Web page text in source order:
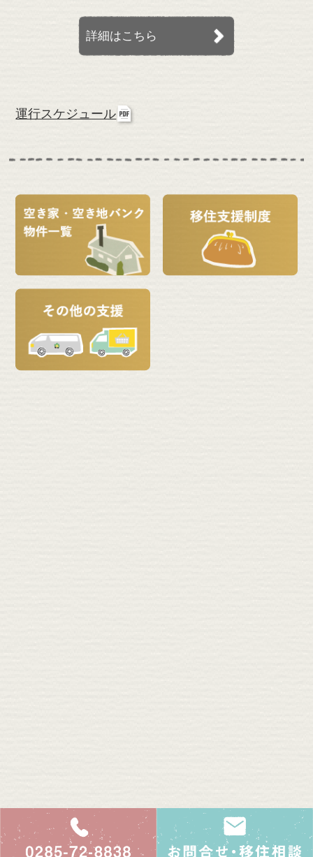
0285-72-8838
詳細はこちら
運行スケジュール